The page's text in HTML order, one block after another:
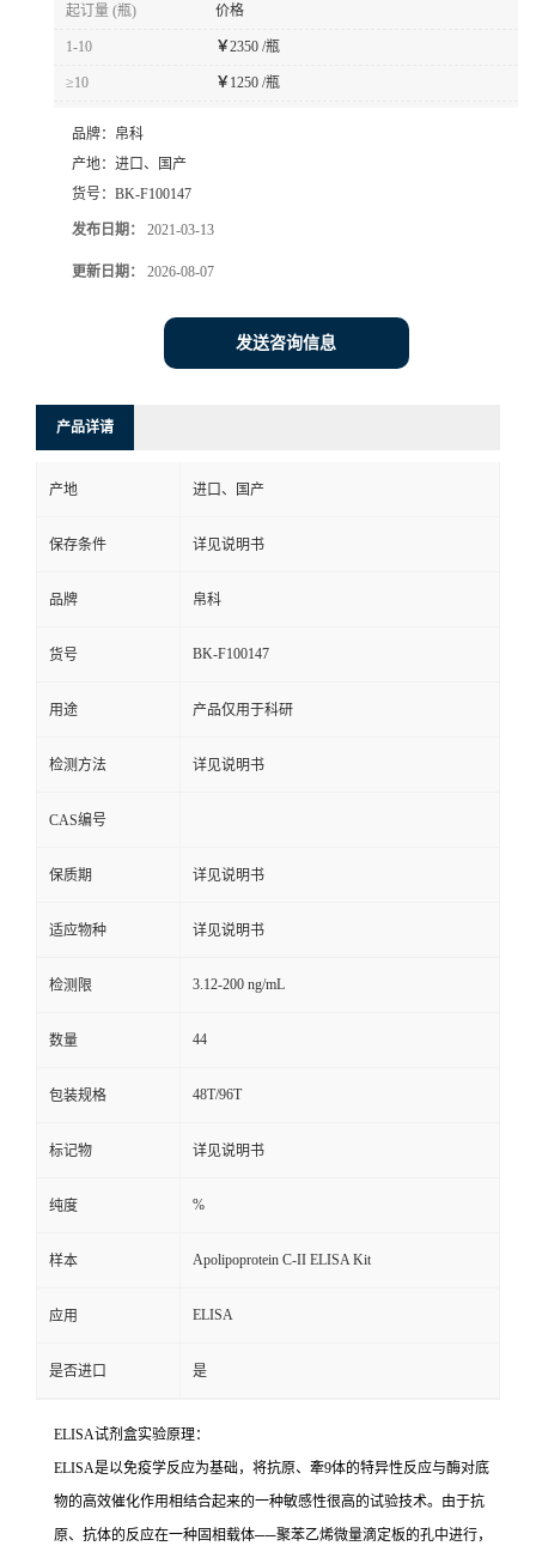
起订量 (瓶) 价格
1-10 ￥2350 /瓶
≥10 ￥ 1250 /瓶
品牌： 帛科
产地： 进口、国产
货号： BK-F100147
发布日期： 2021-03-13
更新日期： 2026-08-07
发送咨询信息
产品详请
产地 进口、国产
保存条件 详见说明书
品牌 帛科
货号 BK-F100147
用途 产品仅用于科研
检测方法 详见说明书
CAS编号
保质期 详见说明书
适应物种 详见说明书
检测限 3.12-200 ng/mL
数量 44
包装规格 48T/96T
标记物 详见说明书
纯度 %
样本 Apolipoprotein C-II ELISA Kit
应用 ELISA
是否进口 是
ELISA试剂盒实验原理：
ELISA是以免疫学反应为基础，将抗原、牽9体的特异性反应与酶对底
物的高效催化作用相结合起来的一种敏感性很高的试验技术。由于抗
原、抗体的反应在一种固相载体──聚苯乙烯微量滴定板的孔中进行，